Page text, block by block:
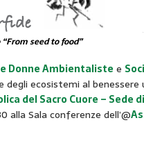
seed to food”
Donne Ambientaliste e
degli ecosistemi al benessere
del Sacro Cuore – Sede
alla Sala conferenze dell’@